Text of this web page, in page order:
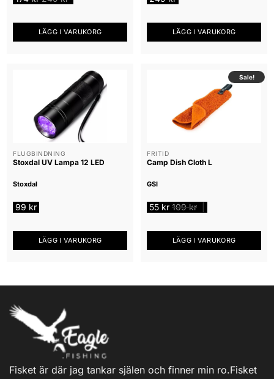
LÄGG I VARUKORG LÄGG I VARUKORG
FLUGBINDNING
Stoxdal UV Lampa 12 LED
Stoxdal
99 kr
LÄGG I VARUKORG
Sale!
FRITID
Camp Dish Cloth L
GSI
55 kr 109kr
LÄGG I VARUKORG
Fisket är där jag tankar själen och finner min ro.Fisket